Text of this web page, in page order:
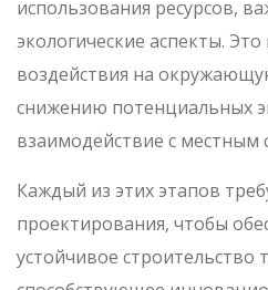
использования ресурсов,
экологические аспекты.
воздействия на
снижению потенциальных
взаимодействие с местным
Каждый из этих этапов
проектирования, чтобы
устойчивое строительство